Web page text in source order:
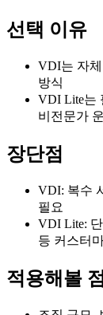
선택 이유
VDI는 자
방식
VDI Lite는
비전문가
장단점
VDI: 복수
필요
VDI Lite:
등 커스터
적용해볼 점